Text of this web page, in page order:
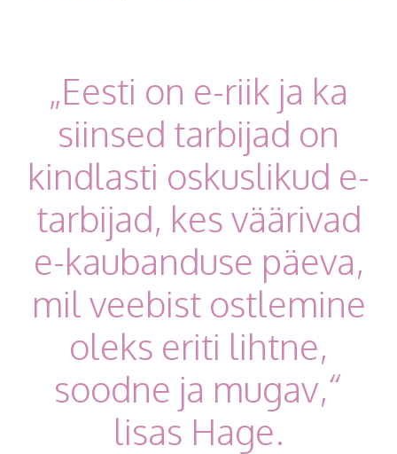
„Eesti on e-riik ja ka
siinsed tarbijad on
kindlasti oskuslikud e-
tarbijad, kes väärivad
e-kaubanduse päeva,
mil veebist ostlemine
oleks eriti lihtne,
soodne ja mugav,“
lisas Hage.